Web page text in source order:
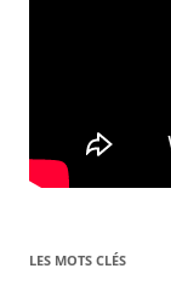
LES MOTS CLÉS